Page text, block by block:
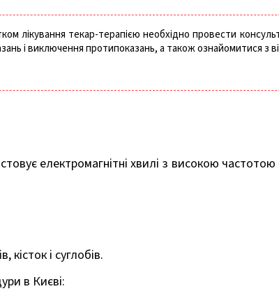
лікування текар-терапією необхідно провести
і виключення протипоказань, а також ознайомитися з
електромагнітні хвилі з високою
кісток і суглобів.
в Києві: